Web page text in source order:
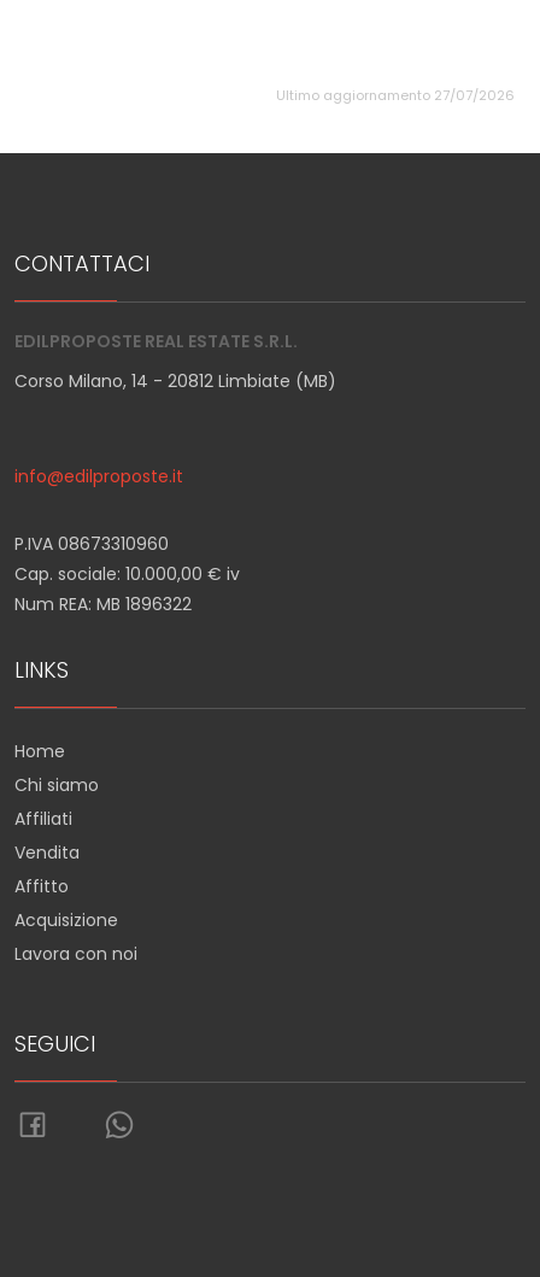
Ultimo aggiornamento 27/07/2026
CONTATTACI
EDILPROPOSTE REAL ESTATE S.R.L.
Corso Milano, 14 - 20812 Limbiate (MB)
info@edilproposte.it
P.IVA 08673310960
Cap. sociale: 10.000,00 € iv
Num REA: MB 1896322
LINKS
Home
Chi siamo
Affiliati
Vendita
Affitto
Acquisizione
Lavora con noi
SEGUICI